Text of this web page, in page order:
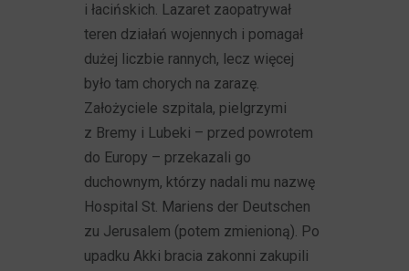
i łacińskich. Lazaret zaopatrywał
teren działań wojennych i pomagał
dużej liczbie rannych, lecz więcej
było tam chorych na zarazę.
Założyciele szpitala, pielgrzymi
z Bremy i Lubeki – przed powrotem
do Europy – przekazali go
duchownym, którzy nadali mu nazwę
Hospital St. Mariens der Deutschen
zu Jerusalem (potem zmienioną). Po
upadku Akki bracia zakonni zakupili